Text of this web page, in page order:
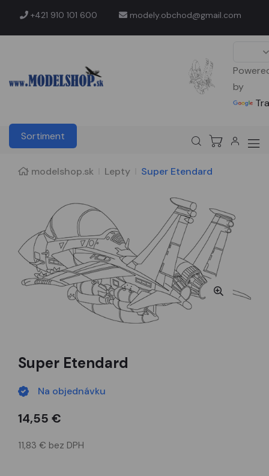
+421 910 101 600 modely.obchod@gmail.com
by
Sortiment
modelshop.sk Lepty Super Etendard
Super Etendard
Na objednávku
14,55 €
11,83 € bez DPH